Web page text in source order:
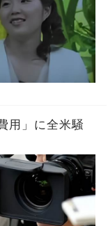
用」に全米騒